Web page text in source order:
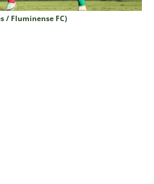
/ Fluminense FC)